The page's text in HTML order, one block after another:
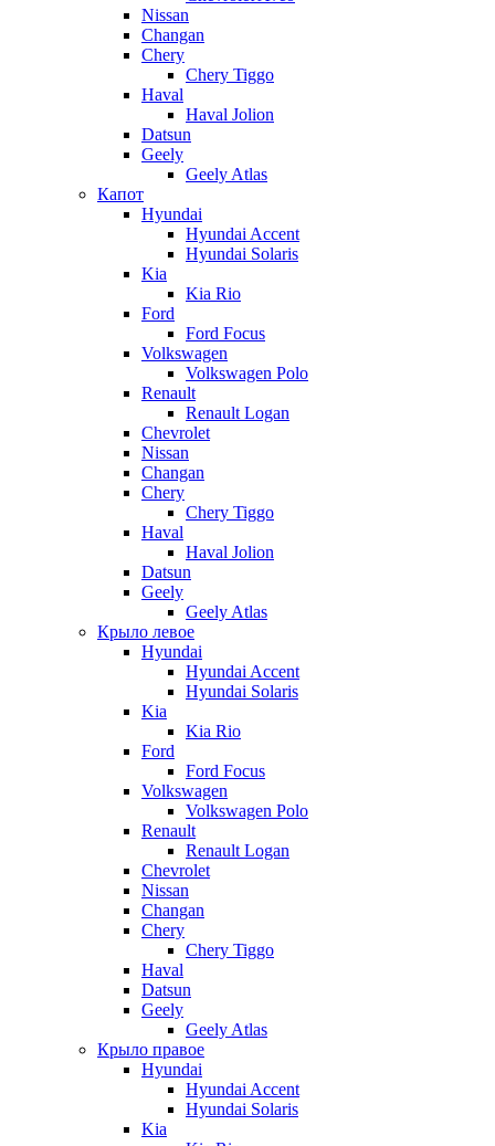
Nissan
Changan
Chery
Chery Tiggo
Haval
Haval Jolion
Datsun
Geely
Geely Atlas
Капот
Hyundai
Hyundai Accent
Hyundai Solaris
Kia
Kia Rio
Ford
Ford Focus
Volkswagen
Volkswagen Polo
Renault
Renault Logan
Chevrolet
Nissan
Changan
Chery
Chery Tiggo
Haval
Haval Jolion
Datsun
Geely
Geely Atlas
Крыло левое
Hyundai
Hyundai Accent
Hyundai Solaris
Kia
Kia Rio
Ford
Ford Focus
Volkswagen
Volkswagen Polo
Renault
Renault Logan
Chevrolet
Nissan
Changan
Chery
Chery Tiggo
Haval
Datsun
Geely
Geely Atlas
Крыло правое
Hyundai
Hyundai Accent
Hyundai Solaris
Kia